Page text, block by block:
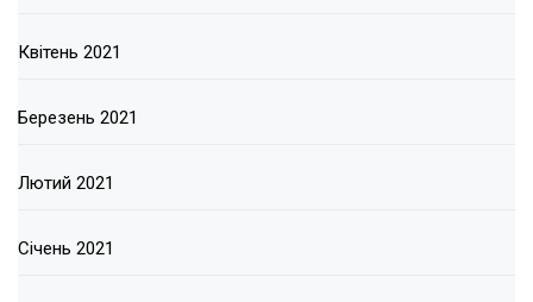
Квітень 2021
Березень 2021
Лютий 2021
Січень 2021